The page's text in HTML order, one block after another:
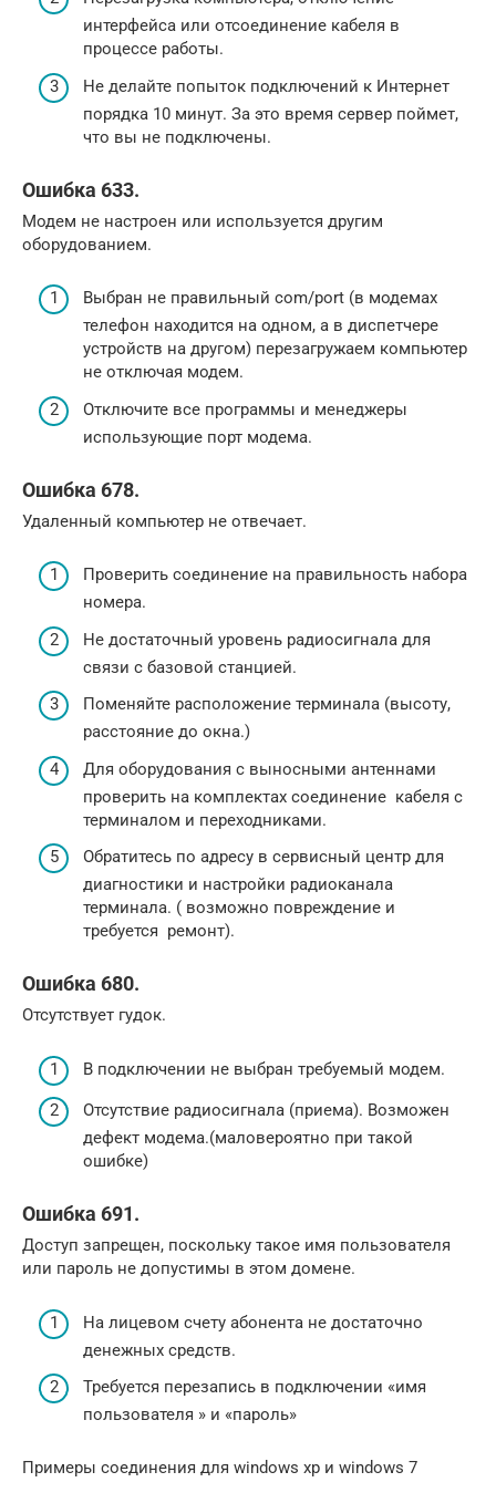
интерфейса или отсоединение кабеля в
процессе работы.
Не делайте попыток подключений к Интернет
порядка 10 минут. За это время сервер поймет,
что вы не подключены.
Ошибка 633.
Модем не настроен или используется другим
оборудованием.
Выбран не правильный com/port (в модемах
телефон находится на одном, а в диспетчере
устройств на другом) перезагружаем компьютер
не отключая модем.
Отключите все программы и менеджеры
использующие порт модема.
Ошибка 678.
Удаленный компьютер не отвечает.
Проверить соединение на правильность набора
номера.
Не достаточный уровень радиосигнала для
связи с базовой станцией.
Поменяйте расположение терминала (высоту,
расстояние до окна.)
Для оборудования с выносными антеннами
проверить на комплектах соединение кабеля с
терминалом и переходниками.
Обратитесь по адресу в сервисный центр для
диагностики и настройки радиоканала
терминала. ( возможно повреждение и
требуется ремонт).
Ошибка 680.
Отсутствует гудок.
В подключении не выбран требуемый модем.
Отсутствие радиосигнала (приема). Возможен
дефект модема.(маловероятно при такой
ошибке)
Ошибка 691.
Доступ запрещен, поскольку такое имя пользователя
или пароль не допустимы в этом домене.
На лицевом счету абонента не достаточно
денежных средств.
Требуется перезапись в подключении «имя
пользователя » и «пароль»
Примеры соединения для windows xp и windows 7